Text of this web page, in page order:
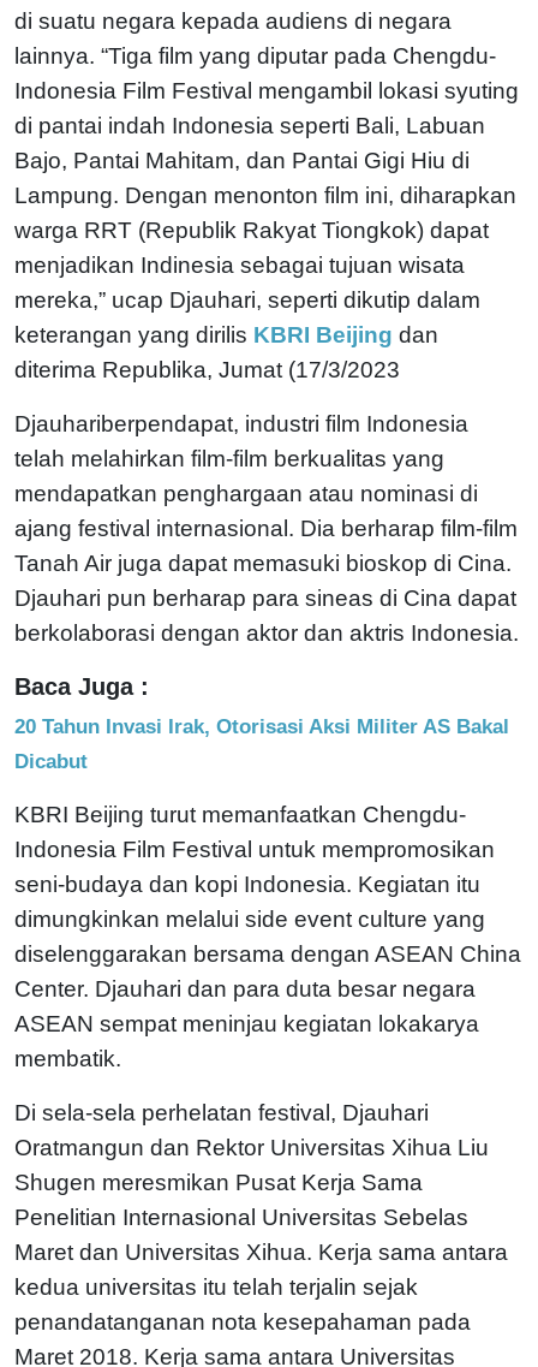
di suatu negara kepada audiens di negara
lainnya. “Tiga film yang diputar pada Chengdu-
Indonesia Film Festival mengambil lokasi syuting
di pantai indah Indonesia seperti Bali, Labuan
Bajo, Pantai Mahitam, dan Pantai Gigi Hiu di
Lampung. Dengan menonton film ini, diharapkan
warga RRT (Republik Rakyat Tiongkok) dapat
menjadikan Indinesia sebagai tujuan wisata
mereka,” ucap Djauhari, seperti dikutip dalam
keterangan yang dirilis KBRI Beijing dan
diterima Republika, Jumat (17/3/2023
Djauhariberpendapat, industri film Indonesia
telah melahirkan film-film berkualitas yang
mendapatkan penghargaan atau nominasi di
ajang festival internasional. Dia berharap film-film
Tanah Air juga dapat memasuki bioskop di Cina.
Djauhari pun berharap para sineas di Cina dapat
berkolaborasi dengan aktor dan aktris Indonesia.
Baca Juga :
20 Tahun Invasi Irak, Otorisasi Aksi Militer AS Bakal
Dicabut
KBRI Beijing turut memanfaatkan Chengdu-
Indonesia Film Festival untuk mempromosikan
seni-budaya dan kopi Indonesia. Kegiatan itu
dimungkinkan melalui side event culture yang
diselenggarakan bersama dengan ASEAN China
Center. Djauhari dan para duta besar negara
ASEAN sempat meninjau kegiatan lokakarya
membatik.
Di sela-sela perhelatan festival, Djauhari
Oratmangun dan Rektor Universitas Xihua Liu
Shugen meresmikan Pusat Kerja Sama
Penelitian Internasional Universitas Sebelas
Maret dan Universitas Xihua. Kerja sama antara
kedua universitas itu telah terjalin sejak
penandatanganan nota kesepahaman pada
Maret 2018. Kerja sama antara Universitas